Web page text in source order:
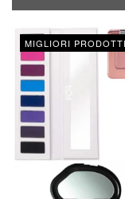
MIGLIORI